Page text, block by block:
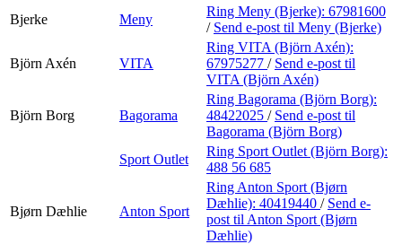
Bjerke
Meny
Ring Meny (Bjerke): 67981600
/ Send e-post til Meny (Bjerke)
Björn Axén VITA
Ring VITA (Björn Axén):
67975277 / Send e-post til
VITA (Björn Axén)
Björn Borg Bagorama
Ring Bagorama (Björn Borg):
48422025 / Send e-post til
Bagorama (Björn Borg)
Sport Outlet
Ring Sport Outlet (Björn Borg):
488 56 685
Bjørn Dæhlie Anton Sport
Ring Anton Sport (Bjørn
Dæhlie): 40419440 / Send e-
post til Anton Sport (Bjørn
Dæhlie)